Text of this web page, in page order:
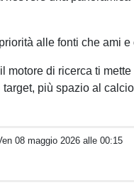
alle fonti che ami
motore di ricerca ti
più spazio al
08 maggio 2026 alle 00:15